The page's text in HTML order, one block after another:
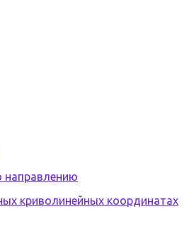
направлению
криволинейных координатах